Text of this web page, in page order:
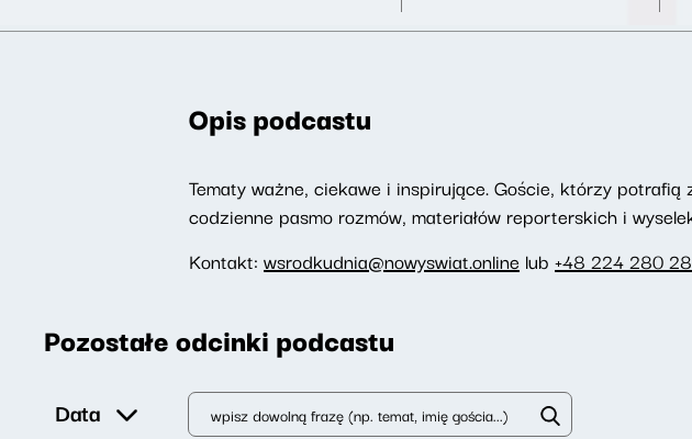
Opis podcastu
Tematy ważne, ciekawe i inspirujące. Goście, którzy
codzienne pasmo rozmów, materiałów reporterskich i
Kontakt: wsrodkudnia@nowyswiat.online lub +48 224 280
Pozostałe odcinki podcastu
Data